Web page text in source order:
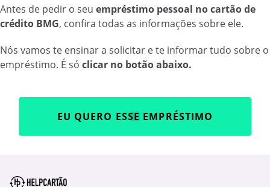
Antes de pedir o seu empréstimo pessoal no cartão de
crédito BMG, confira todas as informações sobre ele.
Nós vamos te ensinar a solicitar e te informar tudo sobre o
empréstimo. É só clicar no botão abaixo.
EU QUERO ESSE EMPRÉSTIMO